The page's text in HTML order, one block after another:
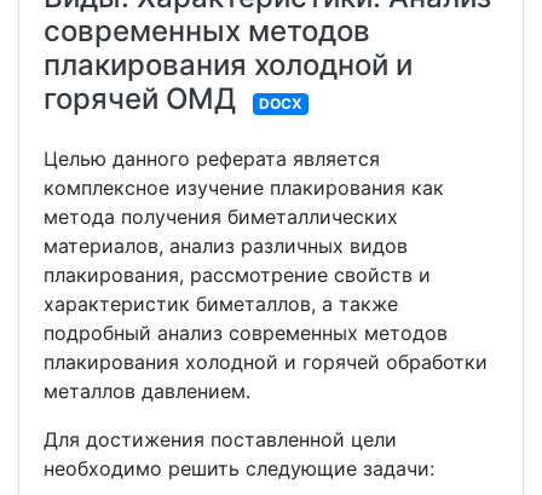
современных методов
плакирования холодной и
горячей ОМД
DOCX
Целью данного реферата является
комплексное изучение плакирования как
метода получения биметаллических
материалов, анализ различных видов
плакирования, рассмотрение свойств и
характеристик биметаллов, а также
подробный анализ современных методов
плакирования холодной и горячей обработки
металлов давлением.
Для достижения поставленной цели
необходимо решить следующие задачи: